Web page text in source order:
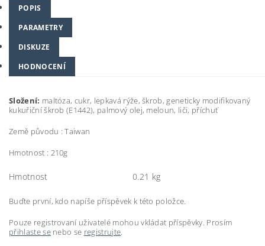
POPIS
PARAMETRY
DISKUZE
HODNOCENÍ
Složení: maltóza, cukr, lepkavá rýže, škrob, geneticky modifikovaný
kukuřiční škrob (E1442), palmový olej, meloun, liči, příchuť
Země původu : Taiwan
Hmotnost : 210g
Hmotnost 0.21 kg
Buďte první, kdo napíše příspěvek k této položce.
Pouze registrovaní uživatelé mohou vkládat příspěvky. Prosím
přihlaste senebo se registrujte.